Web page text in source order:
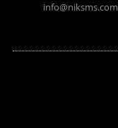
info@niksms.com